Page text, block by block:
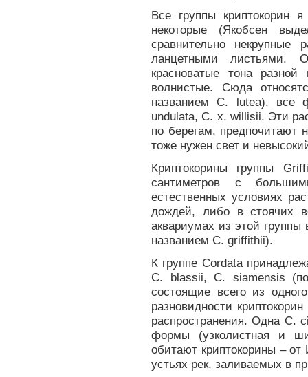
Все группы криптокорин
некоторые (Якобсен
сравнительно
ланцетными листьями.
красноватые тона
волнистые. Сюда
названием С. lutea),
undulata, С. х. willisii. Эти
по берегам, предпочитают
тоже нужен свет и
Криптокорины группы
сантиметров с
естественных условиях
дождей, либо в стоячих
аквариумах из этой
названием С. griffithii).
К группе Cordata
С. blassii, С. siamensis
состоящие всего из
разновидности
распространения. Одна С.
формы (узколистная и
обитают криптокорины –
устьях рек, заливаемых в